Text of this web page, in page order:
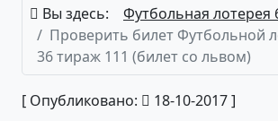
Вы здесь:
Футбольная лотерея
Проверить билет Футбольной
36 тираж 111 (билет со львом)
[ Опубликовано: 18-10-2017 ]